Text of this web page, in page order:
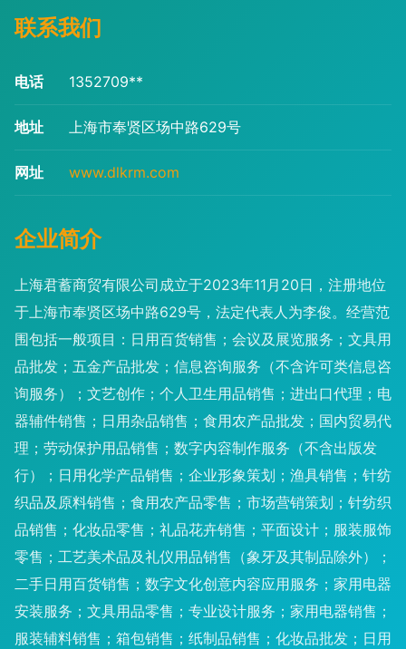
联系我们
电话 1352709**
地址 上海市奉贤区场中路629号
网址 www.dlkrm.com
企业简介
上海君蓄商贸有限公司成立于2023年11月20日，注册地位
于上海市奉贤区场中路629号，法定代表人为李俊。经营范
围包括一般项目：日用百货销售；会议及展览服务；文具用
品批发；五金产品批发；信息咨询服务（不含许可类信息咨
询服务）；文艺创作；个人卫生用品销售；进出口代理；电
器辅件销售；日用杂品销售；食用农产品批发；国内贸易代
理；劳动保护用品销售；数字内容制作服务（不含出版发
行）；日用化学产品销售；企业形象策划；渔具销售；针纺
织品及原料销售；食用农产品零售；市场营销策划；针纺织
品销售；化妆品零售；礼品花卉销售；平面设计；服装服饰
零售；工艺美术品及礼仪用品销售（象牙及其制品除外）；
二手日用百货销售；数字文化创意内容应用服务；家用电器
安装服务；文具用品零售；专业设计服务；家用电器销售；
服装辅料销售；箱包销售；纸制品销售；化妆品批发；日用